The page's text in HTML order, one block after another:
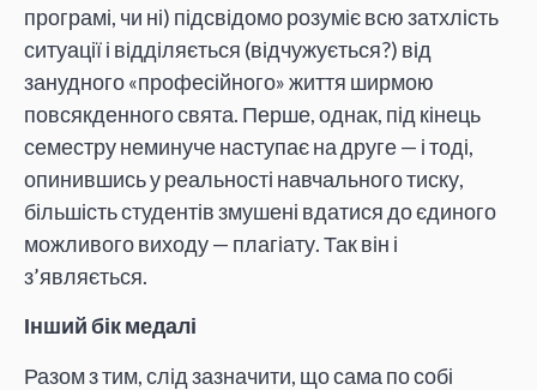
програмі, чи ні) підсвідомо розуміє всю затхлість
ситуації і відділяється (відчужується?) від
занудного «професійного» життя ширмою
повсякденного свята. Перше, однак, під кінець
семестру неминуче наступає на друге — і тоді,
опинившись у реальності навчального тиску,
більшість студентів змушені вдатися до єдиного
можливого виходу — плагіату. Так він і
з’являється.
Інший бік медалі
Разом з тим, слід зазначити, що сама по собі